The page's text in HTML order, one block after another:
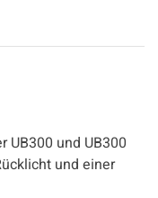
UB300 und UB300
und einer